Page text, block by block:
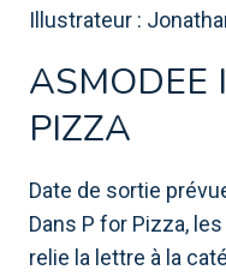
Illustrateur :
ASMODEE
PIZZA
Date de sortie
Dans P for Pizza,
relie la lettre à la